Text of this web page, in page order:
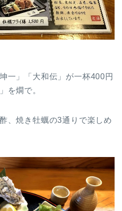
一」「大和伝」が一杯400円
を燗で。
、焼き牡蠣の3通りで楽しめ